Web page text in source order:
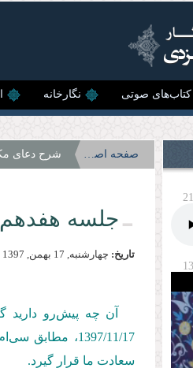
کتاب‌های صوتی نگارخانه
صفحه اصلی شرح دعای
جلسه
تاریخ: چهارشنبه, 17 بهمن, 1397
آن چه پیش‌رو دارید
1397/11/17
سعادت ما قرار گیرد.